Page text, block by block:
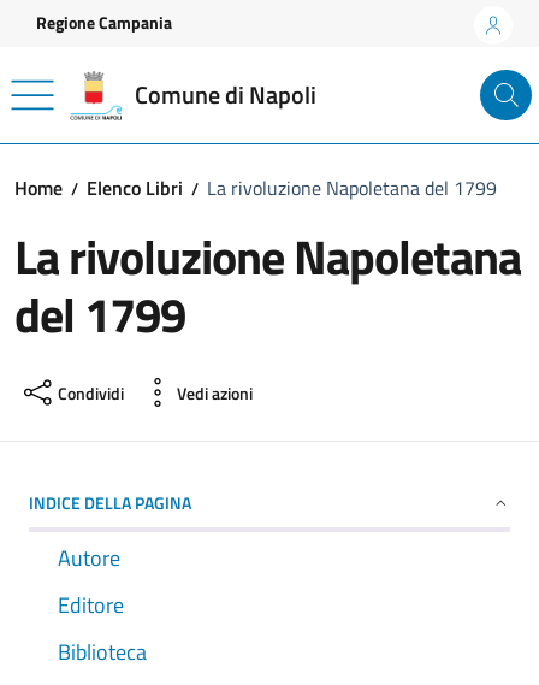
Vai ai contenuti
Vai al footer
Regione Campania
Comune di Napoli
Home Elenco Libri La rivoluzione Napoletana del 1799
La rivoluzione Napoletana
del 1799
Condividi Vedi azioni
INDICE DELLA PAGINA
Autore
Editore
Biblioteca